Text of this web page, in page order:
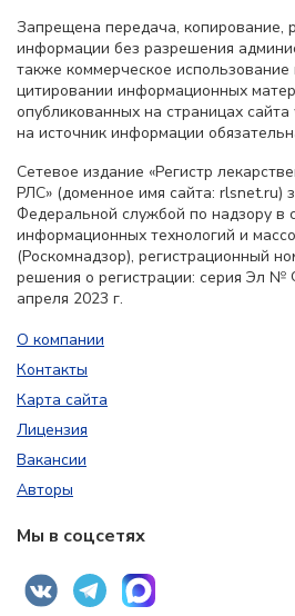
Запрещена передача, копирование,
информации без разрешения
также коммерческое
цитировании информационных
опубликованных на страницах
на источник информации
Сетевое издание «Регистр
РЛС» (доменное имя сайта: rlsnet.ru)
Федеральной службой по надзору в
информационных технологий и
(Роскомнадзор), регистрационный
решения о регистрации: серия Эл №
апреля 2023 г.
О компании
Контакты
Карта сайта
Лицензия
Вакансии
Авторы
Мы в соцсетях